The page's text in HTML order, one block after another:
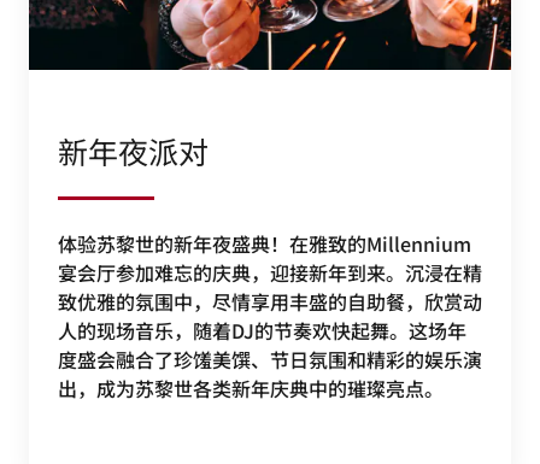
新年夜派对
体验苏黎世的新年夜盛典！在雅致的Millennium
宴会厅参加难忘的庆典，迎接新年到来。沉浸在精
致优雅的氛围中，尽情享用丰盛的自助餐，欣赏动
人的现场音乐，随着DJ的节奏欢快起舞。这场年
度盛会融合了珍馐美馔、节日氛围和精彩的娱乐演
出，成为苏黎世各类新年庆典中的璀璨亮点。